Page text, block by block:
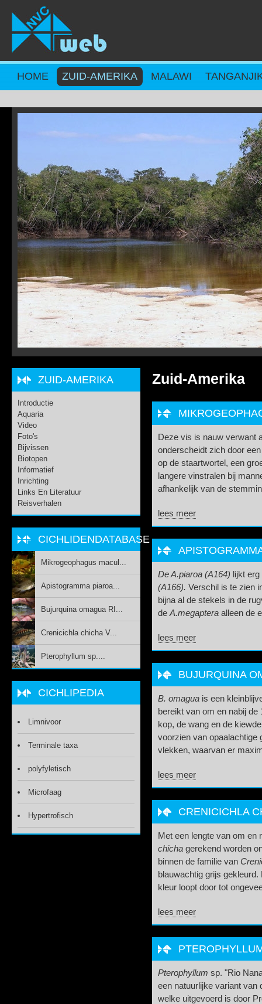
Overslaan en naar de inhoud gaan
HOME ZUID-AMERIKA MALAWI
Zuid-Amerika
Deze vis is nauw verwant
onderscheidt zich door
op de staartwortel, een
langere vinstralen bij
afhankelijk van de
lees meer
De A.piaroa (A164) lijkt
(A166). Verschil is te zien
bijna al de stekels in de
de A.megaptera alleen de
lees meer
BUJURQUINA
B. omagua is een
bereikt van om en nabij
kop, de wang en de
voorzien van opaalachtige
vlekken, waarvan er
lees meer
CRENICICHLA
Met een lengte van om en
chicha gerekend worden
binnen de familie van
blauwachtig grijs
kleur loopt door tot
lees meer
Pterophyllum sp. "Rio
een natuurlijke variant van
welke uitgevoerd is door
ZUID-AMERIKA
Introductie
Aquaria
Video
Foto's
Bijvissen
Biotopen
Informatief
Inrichting
Links En Literatuur
Reisverhalen
CICHLIDENDATABASE
Mikrogeophagus macul...
Apistogramma piaroa...
Bujurquina omagua RI...
Crenicichla chicha V...
Pterophyllum sp....
CICHLIPEDIA
Limnivoor
Terminale taxa
polyfyletisch
Microfaag
Hypertrofisch